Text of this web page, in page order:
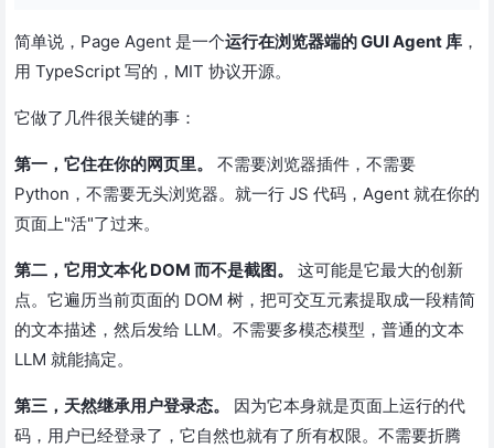
简单说，Page Agent 是一个运行在浏览器端的 GUI Agent 库 ，
用 TypeScript 写的，MIT 协议开源。
它做了几件很关键的事：
第一，它住在你的网页里。
不需要浏览器插件，不需要
Python，不需要无头浏览器。就一行 JS 代码，Agent 就在你的
页面上"活"了过来。
第二，它用文本化 DOM 而不是截图。
这可能是它最大的创新
点。它遍历当前页面的 DOM 树，把可交互元素提取成一段精简
的文本描述，然后发给 LLM。不需要多模态模型，普通的文本
LLM 就能搞定。
第三，天然继承用户登录态。
因为它本身就是页面上运行的代
码，用户已经登录了，它自然也就有了所有权限。不需要折腾